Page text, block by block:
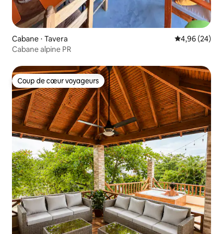
Cabane ⋅ Tavera Évaluation
4,96 (24)
Cabane alpine PR
Coup de cœur voyageurs
Coup de cœur voyageurs